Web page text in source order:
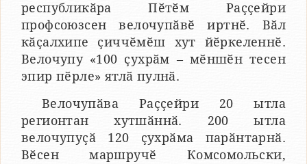
республикӑра Пӗтӗм Раҫҫейри
профсоюзсен велочупӑвӗ иртнӗ. Вӑл
кӑҫалхипе ҫиччӗмӗш хут йӗркеленнӗ.
Велочупу «100 ҫухрӑм – мӗншӗн тесен
эпир пӗрле» ятлӑ пулнӑ.
Велочупӑва Раҫҫейри 20 ытла
регионтан хутшӑннӑ. 200 ытла
велочупуҫӑ 120 ҫухрӑма парӑнтарнӑ.
Вӗсен маршручӗ Комсомольски,